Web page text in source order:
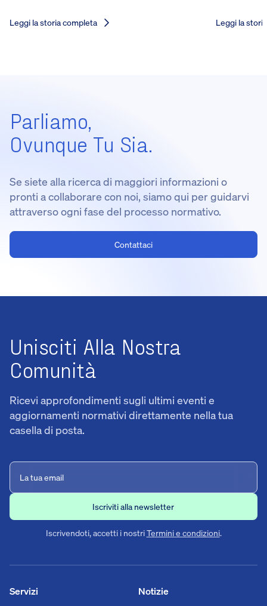
Leggi la storia completa Leggi la
Parliamo,
Ovunque Tu Sia.
Se siete alla ricerca di maggiori informazioni o
pronti a collaborare con noi, siamo qui per guidarvi
attraverso ogni fase del processo normativo.
Contattaci
Unisciti Alla Nostra
Comunità
Ricevi approfondimenti sugli ultimi eventi e
aggiornamenti normativi direttamente nella tua
casella di posta.
Iscrivendoti, accetti i nostriTermini e condizioni.
Notizie
Servizi